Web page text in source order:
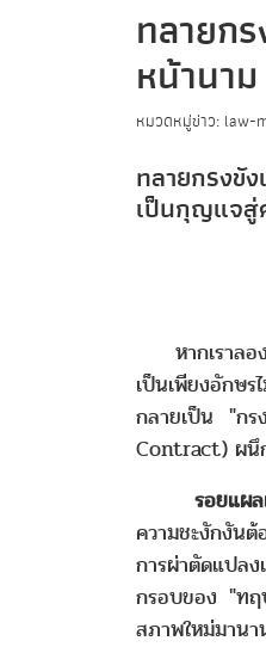
ทลายก
หน้านา
หมวดหมู่ข่าว: law-
ทลายกรงขั
เป็นกุญแจสู่
­­­หากเราล
เป็นเพียงอักษ
กลายเป็น "กร
Contract) ผนึ
รอยแผลเป็
ความชะงักงัน
การผ่าตัดแปล
กรอบของ "ทฤ
สภาพใหม่มาน